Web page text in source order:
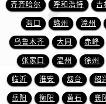
齐齐哈尔 呼和浩特 吉
海口 赣州 漳州
乌鲁木齐 大同 赤峰
张家口 温州 徐州
临沂 淮安 烟台 绍
岳阳 衡阳 黄石 襄